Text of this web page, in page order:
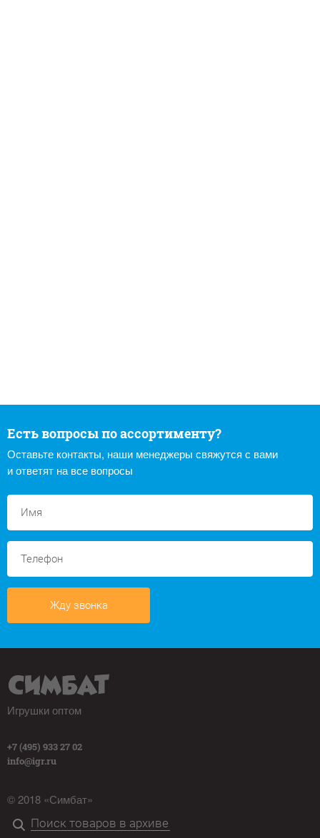
Есть вопросы по ассортименту?
Оставьте контакты, наши менеджеры свяжутся с вами
и ответят на все вопросы
Жду звонка
Игрушки оптом
+7 (495) 933 27 02
info@igr.ru
© 2018 «Симбат»